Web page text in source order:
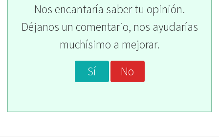
Nos encantaría saber tu opinión.
Déjanos un comentario, nos ayudarías
muchísimo a mejorar.
Sí
No